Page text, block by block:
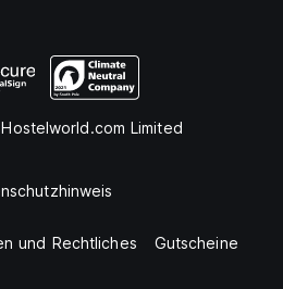
Limited
und Rechtliches Gutscheine